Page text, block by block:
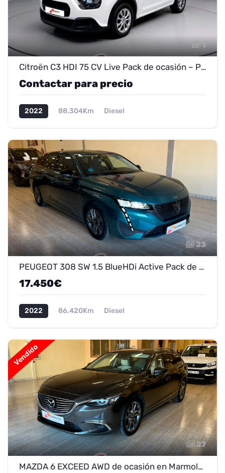
1
Citroën C3 HDI 75 CV Live Pack de ocasión – Próximamente en exposición
Contactar para precio
2022 88.304Km Diesel
23
PEUGEOT 308 SW 1.5 BlueHDi Active Pack de ocasión en Marmolejo - ¡Oferta 15.450 €!
17.450€
2022 86.420Km Diesel
Vendido
27
MAZDA 6 EXCEED AWD de ocasión en Marmolejo - ¡Oferta 14.900 €!